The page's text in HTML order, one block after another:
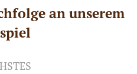
Vorheriger
Beitrag:
an unserem